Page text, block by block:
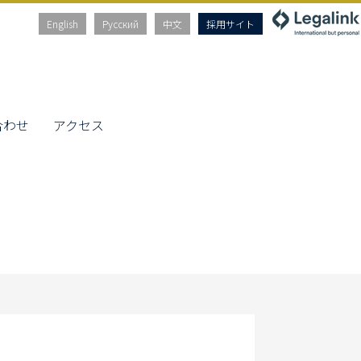
English Русский 中文 採用サイト
せ アクセス